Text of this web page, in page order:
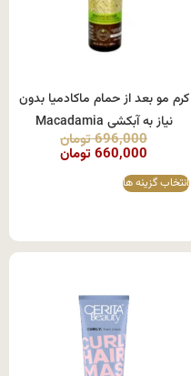
كرم مو بعد از حمام ماکادمیا بدون
نیاز به آبکشی Macadamia
696,000تومان
660,000 تومان
انتخاب گزینه ها